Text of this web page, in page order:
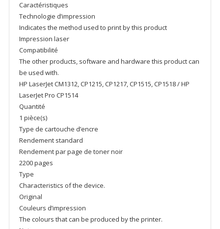
Caractéristiques
Technologie d’impression
Indicates the method used to print by this product
Impression laser
Compatibilité
The other products, software and hardware this product can
be used with.
HP LaserJet CM1312, CP1215, CP1217, CP1515, CP1518 / HP
LaserJet Pro CP1514
Quantité
1 pièce(s)
Type de cartouche d’encre
Rendement standard
Rendement par page de toner noir
2200 pages
Type
Characteristics of the device.
Original
Couleurs d’impression
The colours that can be produced by the printer.